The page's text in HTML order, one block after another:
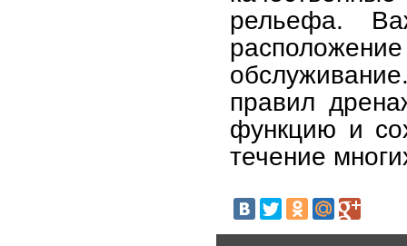
рельефа.
правил
функцию и
течение